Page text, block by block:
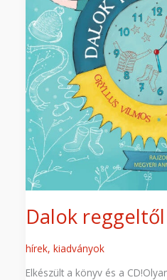
Dalok
hírek,kiadványok
Elkészült a könyv és a